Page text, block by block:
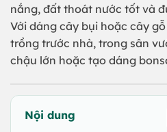
nắng, đất thoát nước tốt và
Với dáng cây bụi hoặc cây
trồng trước nhà, trong sân
chậu lớn hoặc tạo dáng
Nội dung